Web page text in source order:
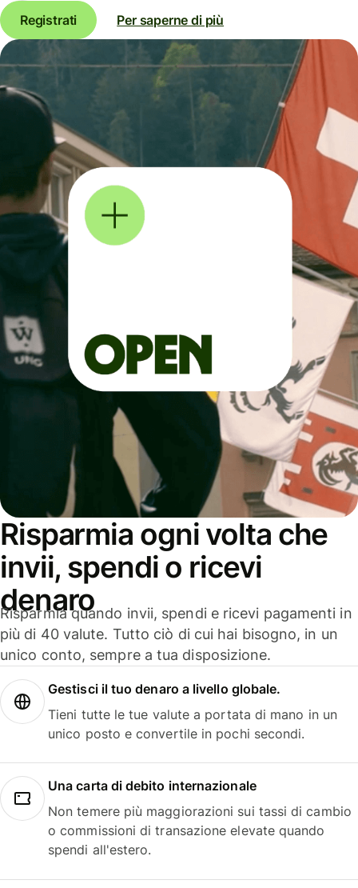
Registrati Per saperne di più
Risparmia ogni volta che
invii, spendi o ricevi
denaro
Risparmia quando invii, spendi e ricevi pagamenti in
più di 40 valute. Tutto ciò di cui hai bisogno, in un
unico conto, sempre a tua disposizione.
Gestisci il tuo denaro a livello globale.
Tieni tutte le tue valute a portata di mano in un
unico posto e convertile in pochi secondi.
Una carta di debito internazionale
Non temere più maggiorazioni sui tassi di cambio
o commissioni di transazione elevate quando
spendi all'estero.